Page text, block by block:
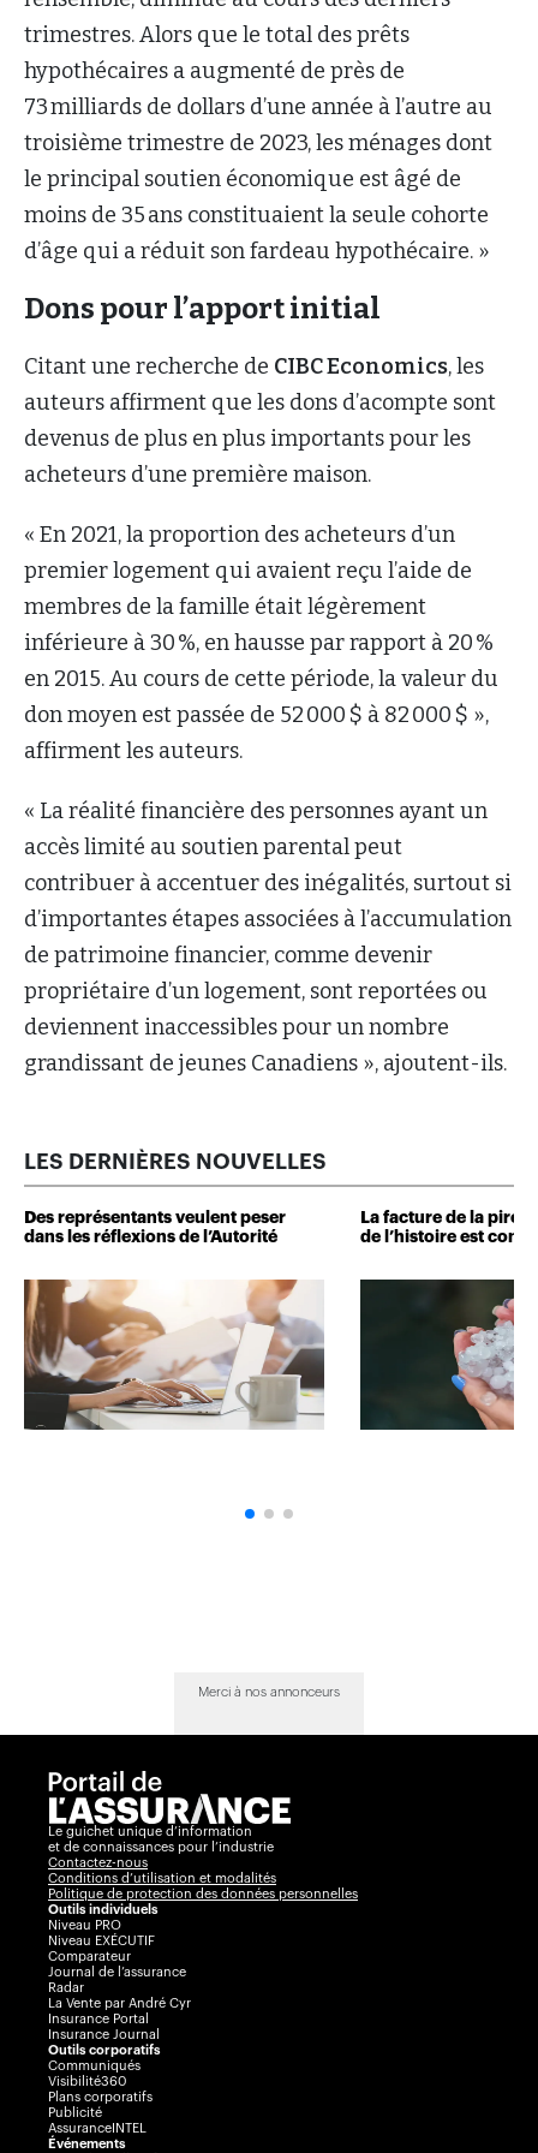
trimestres. Alors que le total des prêts
hypothécaires a augmenté de près de
73 milliards de dollars d’une année à l’autre au
troisième trimestre de 2023, les ménages dont
le principal soutien économique est âgé de
moins de 35 ans constituaient la seule cohorte
d’âge qui a réduit son fardeau hypothécaire. »
Dons pour l’apport initial
Citant une recherche de CIBC Economics, les
auteurs affirment que les dons d’acompte sont
devenus de plus en plus importants pour les
acheteurs d’une première maison.
« En 2021, la proportion des acheteurs d’un
premier logement qui avaient reçu l’aide de
membres de la famille était légèrement
inférieure à 30 %, en hausse par rapport à 20 %
en 2015. Au cours de cette période, la valeur du
don moyen est passée de 52 000 $ à 82 000 $ »,
affirment les auteurs.
« La réalité financière des personnes ayant un
accès limité au soutien parental peut
contribuer à accentuer des inégalités, surtout si
d’importantes étapes associées à l’accumulation
de patrimoine financier, comme devenir
propriétaire d’un logement, sont reportées ou
deviennent inaccessibles pour un nombre
grandissant de jeunes Canadiens », ajoutent-ils.
LES DERNIÈRES NOUVELLES
Des représentants veulent peser
dans les réflexions de l’Autorité
La facture de la pire
de l’histoire est
Merci à nos annonceurs
Le guichet unique d’information
et de connaissances pour l’industrie
Contactez-nous
Conditions d’utilisation et modalités
Politique de protection des données personnelles
Outils individuels
Niveau PRO
Niveau EXÉCUTIF
Comparateur
Journal de l’assurance
Radar
La Vente par André Cyr
Insurance Portal
Insurance Journal
Outils corporatifs
Communiqués
Visibilité360
Plans corporatifs
Publicité
AssuranceINTEL
Événements